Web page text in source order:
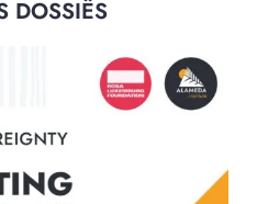
DOSSIÊS